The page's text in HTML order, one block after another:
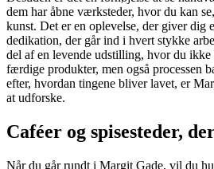
dem har åbne værksteder, hvor du kan
kunst. Det er en oplevelse, der giver dig
dedikation, der går ind i hvert stykke
del af en levende udstilling, hvor du ikke
færdige produkter, men også processen
efter, hvordan tingene bliver lavet, er
at udforske.
Caféer og spisesteder,
Når du går rundt i Margit Gade, vil du